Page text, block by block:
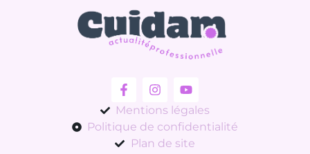
Mentions légales
Politique de confidentialité
Plan de site